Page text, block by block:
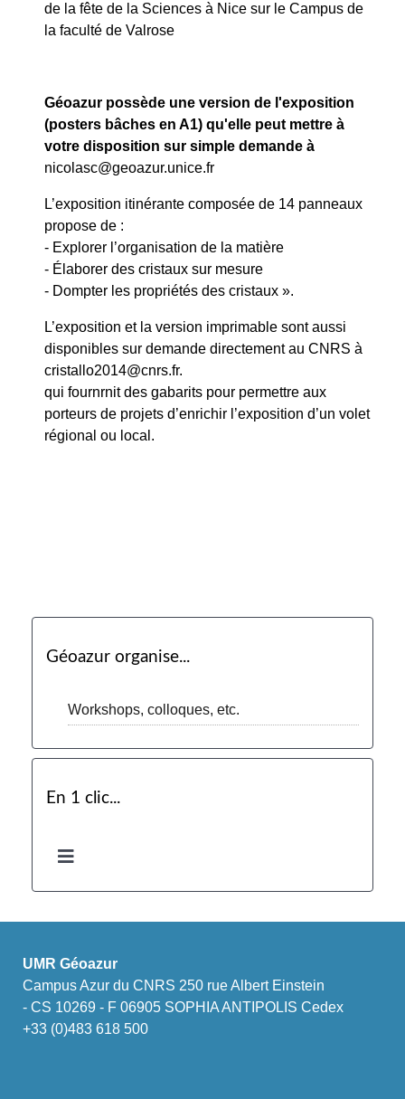
de la fête de la Sciences à Nice sur le Campus de
la faculté de Valrose
Géoazur possède une version de l'exposition
(posters bâches en A1) qu'elle peut mettre à
votre disposition sur simple demande à
nicolasc@geoazur.unice.fr
L’exposition itinérante composée de 14 panneaux
propose de :
- Explorer l’organisation de la matière
- Élaborer des cristaux sur mesure
- Dompter les propriétés des cristaux ».
L’exposition et la version imprimable sont aussi
disponibles sur demande directement au CNRS à
cristallo2014@cnrs.fr.
qui fournrnit des gabarits pour permettre aux
porteurs de projets d’enrichir l’exposition d’un volet
régional ou local.
Géoazur organise...
Workshops, colloques, etc.
En 1 clic...
UMR Géoazur
Campus Azur du CNRS 250 rue Albert Einstein
- CS 10269 - F 06905 SOPHIA ANTIPOLIS Cedex
+33 (0)483 618 500